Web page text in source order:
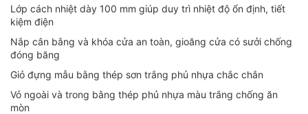
Lớp cách nhiệt dày 100 mm giúp duy trì nhiệt độ ổn định, tiết
kiệm điện
Nắp cân bằng và khóa cửa an toàn, gioăng cửa có sưởi chống
đóng băng
Giỏ đựng mẫu bằng thép sơn trắng phủ nhựa chắc chắn
Vỏ ngoài và trong bằng thép phủ nhựa màu trắng chống ăn
mòn